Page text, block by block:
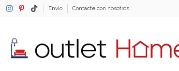
Envio Contacte con nosotros